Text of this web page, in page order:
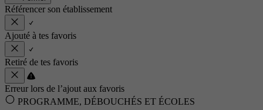
Référencer son établissement
Ajouté à tes favoris
Retiré de tes favoris
Erreur lors de l’ajout aux favoris
PROGRAMME, DÉBOUCHÉS ET ÉCOLES